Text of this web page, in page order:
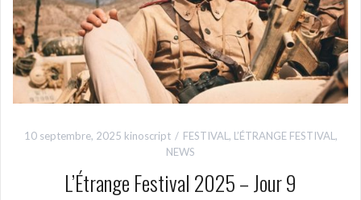
10 septembre, 2025 kinoscript FESTIVAL , L’ÉTRANGE FESTIVAL ,
NEWS
L’Étrange Festival 2025 – Jour 9